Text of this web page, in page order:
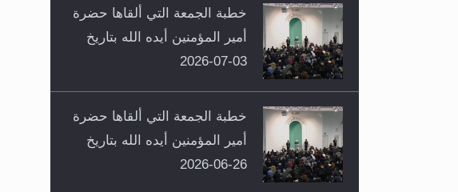
خطبة الجمعة التي ألقاها حضرة
أمير المؤمنين أيده الله بتاريخ
03-07-2026
خطبة الجمعة التي ألقاها حضرة
أمير المؤمنين أيده الله بتاريخ
26-06-2026